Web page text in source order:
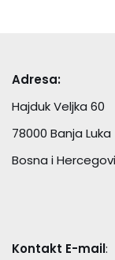
Adresa:
Hajduk Veljka 60
78000 Banja Luka
Bosna i
Kontakt E-mail: